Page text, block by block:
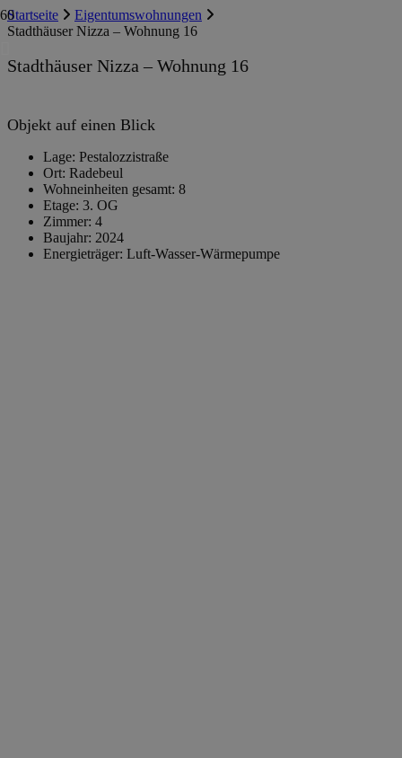
Startseite
Eigentumswohnungen
Stadthäuser Nizza – Wohnung 16
Stadthäuser Nizza – Wohnung 16
Objekt auf einen Blick
Lage: Pestalozzistraße
Ort: Radebeul
Wohneinheiten gesamt: 8
Etage: 3. OG
Zimmer: 4
Baujahr: 2024
Energieträger: Luft-Wasser-Wärmepumpe